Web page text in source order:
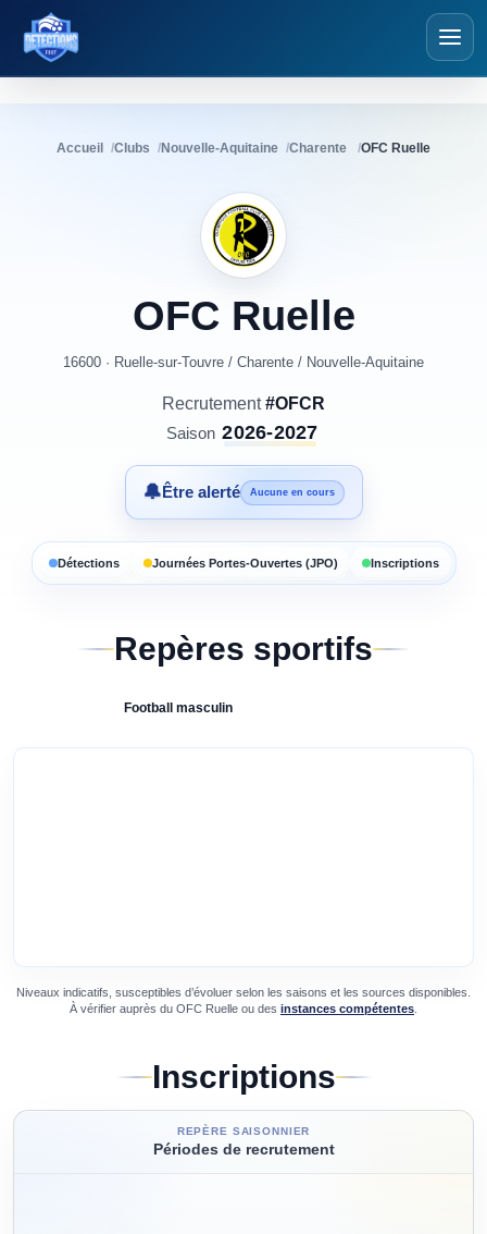
Détections Foot
Accueil Clubs Nouvelle-Aquitaine Charente OFC Ruelle
OFC Ruelle
16600 · Ruelle-sur-Touvre / Charente / Nouvelle-Aquitaine
Recrutement#OFCR
Saison 2026-2027
🔔Être alerté Aucune en cours
Détections Journées Portes-Ouvertes (JPO) Inscriptions
Repères sportifs
Football masculin
Niveaux indicatifs, susceptibles d’évoluer selon les saisons et les sources disponibles.
À vérifier auprès du OFC Ruelle ou des instances compétentes
Inscriptions
REPÈRE SAISONNIER
Périodes de recrutement